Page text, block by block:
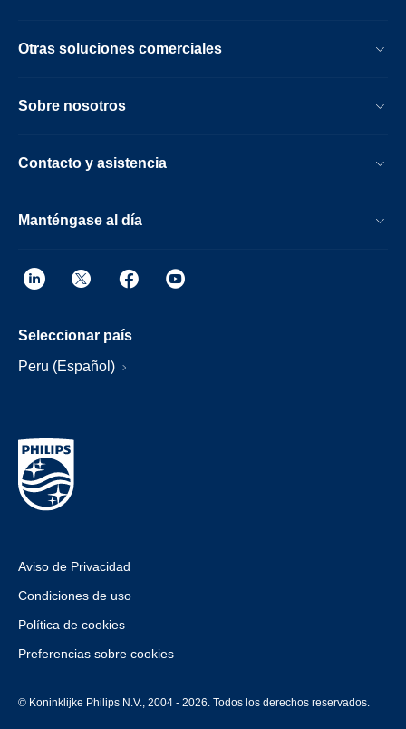
Otras soluciones comerciales
Sobre nosotros
Contacto y asistencia
Manténgase al día
Seleccionar país
Peru (Español)
Aviso de Privacidad
Condiciones de uso
Política de cookies
Preferencias sobre cookies
© Koninklijke Philips N.V., 2004 - 2026. Todos los derechos reservados.